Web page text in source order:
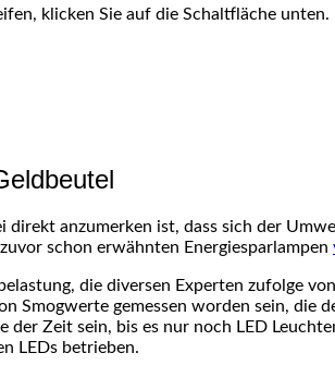
klicken Sie auf die Schaltfläche
direkt anzumerken ist, dass sich der
schon erwähnten Energiesparlampen
die diversen Experten zufolge
Smogwerte gemessen worden sein, die
Zeit sein, bis es nur noch LED
LEDs betrieben.